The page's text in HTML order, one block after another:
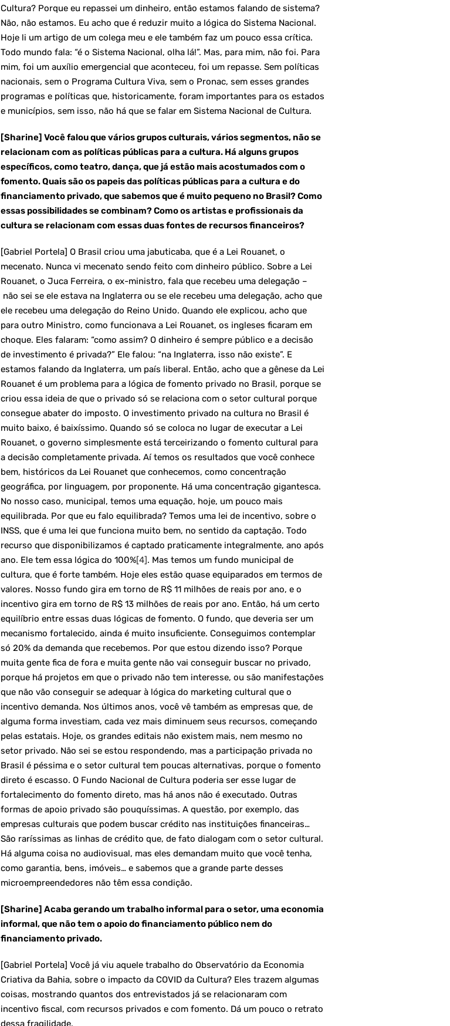
Cultura? Porque eu repassei um dinheiro, então estamos falando de sistema?
Não, não estamos. Eu acho que é reduzir muito a lógica do Sistema Nacional.
Hoje li um artigo de um colega meu e ele também faz um pouco essa crítica.
Todo mundo fala: “é o Sistema Nacional, olha lá!”. Mas, para mim, não foi. Para
mim, foi um auxílio emergencial que aconteceu, foi um repasse. Sem políticas
nacionais, sem o Programa Cultura Viva, sem o Pronac, sem esses grandes
programas e políticas que, historicamente, foram importantes para os estados
e municípios, sem isso, não há que se falar em Sistema Nacional de Cultura.
[Sharine] Você falou que vários grupos culturais, vários segmentos, não se
relacionam com as políticas públicas para a cultura. Há alguns grupos
específicos, como teatro, dança, que já estão mais acostumados com o
fomento. Quais são os papeis das políticas públicas para a cultura e do
financiamento privado, que sabemos que é muito pequeno no Brasil? Como
essas possibilidades se combinam? Como os artistas e profissionais da
cultura se relacionam com essas duas fontes de recursos financeiros?
[Gabriel Portela] O Brasil criou uma jabuticaba, que é a Lei Rouanet, o
mecenato. Nunca vi mecenato sendo feito com dinheiro público. Sobre a Lei
Rouanet, o Juca Ferreira, o ex-ministro, fala que recebeu uma delegação –
não sei se ele estava na Inglaterra ou se ele recebeu uma delegação, acho que
ele recebeu uma delegação do Reino Unido. Quando ele explicou, acho que
para outro Ministro, como funcionava a Lei Rouanet, os ingleses ficaram em
choque. Eles falaram: “como assim? O dinheiro é sempre público e a decisão
de investimento é privada?” Ele falou: “na Inglaterra, isso não existe”. E
estamos falando da Inglaterra, um país liberal. Então, acho que a gênese da Lei
Rouanet é um problema para a lógica de fomento privado no Brasil, porque se
criou essa ideia de que o privado só se relaciona com o setor cultural porque
consegue abater do imposto. O investimento privado na cultura no Brasil é
muito baixo, é baixíssimo. Quando só se coloca no lugar de executar a Lei
Rouanet, o governo simplesmente está terceirizando o fomento cultural para
a decisão completamente privada. Aí temos os resultados que você conhece
bem, históricos da Lei Rouanet que conhecemos, como concentração
geográfica, por linguagem, por proponente. Há uma concentração gigantesca.
No nosso caso, municipal, temos uma equação, hoje, um pouco mais
equilibrada. Por que eu falo equilibrada? Temos uma lei de incentivo, sobre o
INSS, que é uma lei que funciona muito bem, no sentido da captação. Todo
recurso que disponibilizamos é captado praticamente integralmente, ano após
ano. Ele tem essa lógica do 100%[4]. Mas temos um fundo municipal de
cultura, que é forte também. Hoje eles estão quase equiparados em termos de
valores. Nosso fundo gira em torno de R$ 11 milhões de reais por ano, e o
incentivo gira em torno de R$ 13 milhões de reais por ano. Então, há um certo
equilíbrio entre essas duas lógicas de fomento. O fundo, que deveria ser um
mecanismo fortalecido, ainda é muito insuficiente. Conseguimos contemplar
só 20% da demanda que recebemos. Por que estou dizendo isso? Porque
muita gente fica de fora e muita gente não vai conseguir buscar no privado,
porque há projetos em que o privado não tem interesse, ou são manifestações
que não vão conseguir se adequar à lógica do marketing cultural que o
incentivo demanda. Nos últimos anos, você vê também as empresas que, de
alguma forma investiam, cada vez mais diminuem seus recursos, começando
pelas estatais. Hoje, os grandes editais não existem mais, nem mesmo no
setor privado. Não sei se estou respondendo, mas a participação privada no
Brasil é péssima e o setor cultural tem poucas alternativas, porque o fomento
direto é escasso. O Fundo Nacional de Cultura poderia ser esse lugar de
fortalecimento do fomento direto, mas há anos não é executado. Outras
formas de apoio privado são pouquíssimas. A questão, por exemplo, das
empresas culturais que podem buscar crédito nas instituições financeiras…
São raríssimas as linhas de crédito que, de fato dialogam com o setor cultural.
Há alguma coisa no audiovisual, mas eles demandam muito que você tenha,
como garantia, bens, imóveis… e sabemos que a grande parte desses
microempreendedores não têm essa condição.
[Sharine] Acaba gerando um trabalho informal para o setor, uma economia
informal, que não tem o apoio do financiamento público nem do
financiamento privado.
[Gabriel Portela] Você já viu aquele trabalho do Observatório da Economia
Criativa da Bahia, sobre o impacto da COVID da Cultura? Eles trazem algumas
coisas, mostrando quantos dos entrevistados já se relacionaram com
incentivo fiscal, com recursos privados e com fomento. Dá um pouco o retrato
dessa fragilidade.